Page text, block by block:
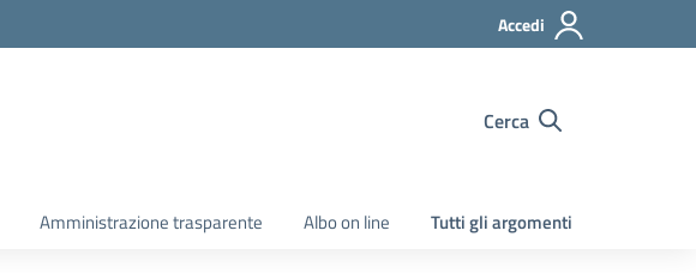
Accedi
Cerca
Amministrazione trasparente Albo on line Tutti gli argomenti